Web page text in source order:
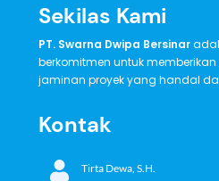
Sekilas Kami
PT. Swarna Dwipa Bersinar
berkomitmen untuk
jaminan proyek yang handal
Kontak
Tirta Dewa, S.H.